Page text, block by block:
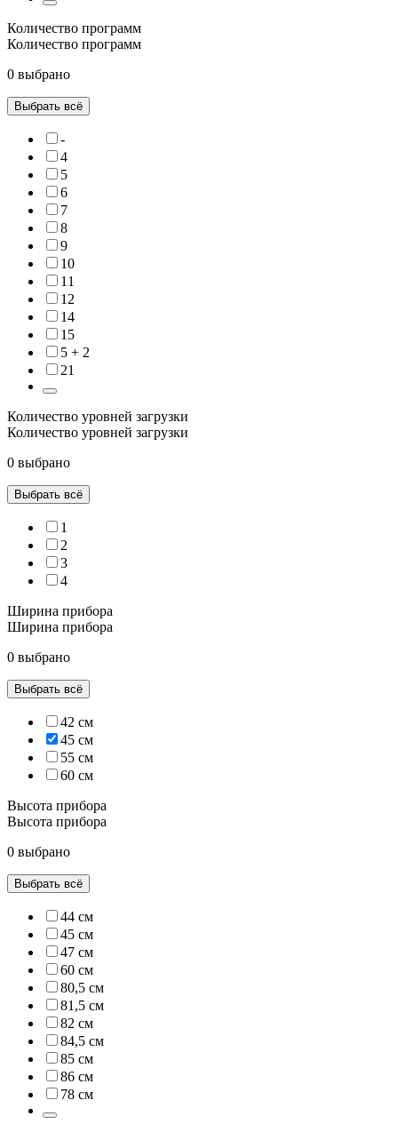
Количество программ
Количество программ
0 выбрано
Выбрать всё
-
4
5
6
7
8
9
10
11
12
14
15
5 + 2
21
Количество уровней загрузки
Количество уровней загрузки
0 выбрано
Выбрать всё
1
2
3
4
Ширина прибора
Ширина прибора
0 выбрано
Выбрать всё
42 см
45 см
55 см
60 см
Высота прибора
Высота прибора
0 выбрано
Выбрать всё
44 см
45 см
47 см
60 см
80,5 см
81,5 см
82 см
84,5 см
85 см
86 см
78 см